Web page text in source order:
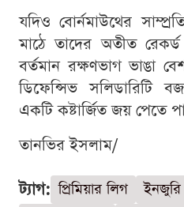
যদিও বোর্নমাউথের
মাঠে তাদের অতীত
বর্তমান রক্ষণভাগ ভাঙা
ডিফেন্সিভ সলিডারিটি
একটি কষ্টার্জিত জয় পেতে
তানভির ইসলাম/
ট্যাগ: প্রিমিয়ার লিগ